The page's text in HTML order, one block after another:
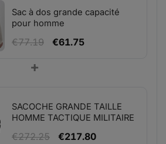
Sac à dos grande capacité
pour homme
€77.19
Le
€61.75Le
+
SACOCHE GRANDE TAILLE
HOMME TACTIQUE MILITAIRE
€272.25
Le
€217.80Le